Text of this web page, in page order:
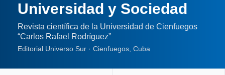
Universidad y Sociedad
Revista científica de la Universidad de Cienfuegos
“Carlos Rafael Rodríguez”
Editorial Universo Sur · Cienfuegos, Cuba